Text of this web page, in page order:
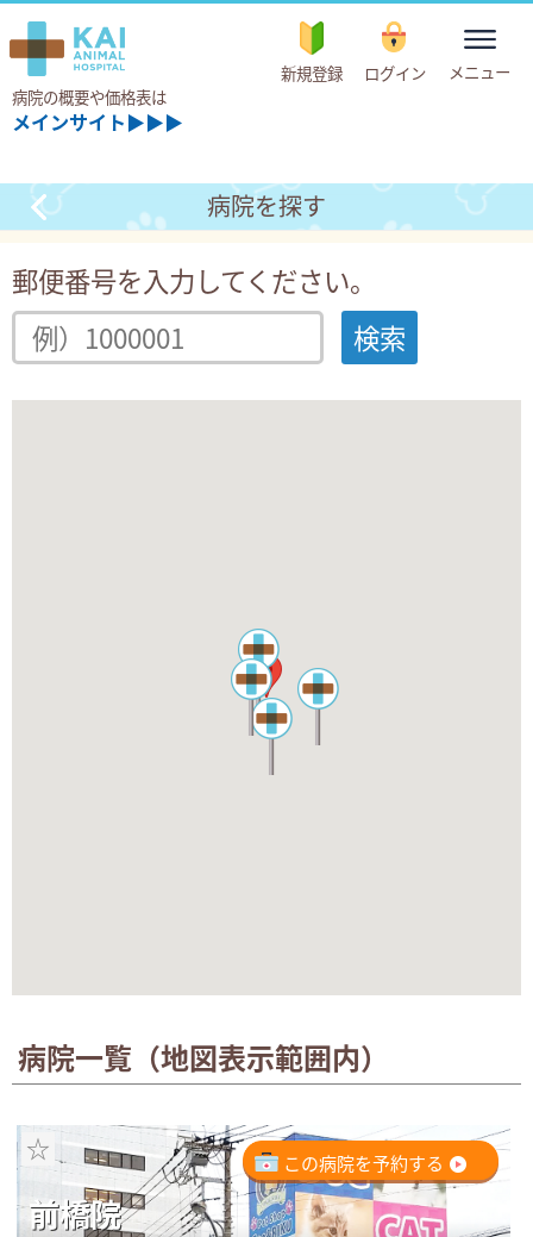
新規登録 ログイン
toggle
メニュー
病院の概要や価格表は
メインサイト▶▶▶
病院を探す
郵便番号を入力してください。
病院一覧（地図表示範囲内）
この病院を予約する
☆
前橋院